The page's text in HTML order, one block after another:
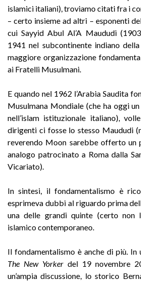
islamici italiani), troviamo citati fra i
– certo insieme ad altri – esponenti
cui Sayyid Abul Al’A Maududi
1941 nel subcontinente indiano
maggiore organizzazione
ai Fratelli Musulmani.
E quando nel 1962 l’Arabia Saudita
Musulmana Mondiale (che ha oggi
nell’islam istituzionale italiano),
dirigenti ci fosse lo stesso Maududi
reverendo Moon sarebbe offerto un
analogo patrocinato a Roma dalla
Vicariato).
In sintesi, il fondamentalismo è
esprimeva dubbi al riguardo prima
una delle grandi quinte (certo non
islamico contemporaneo.
Il fondamentalismo è anche di più.
The New Yorker del 19 novembre
un’ampia discussione, lo storico